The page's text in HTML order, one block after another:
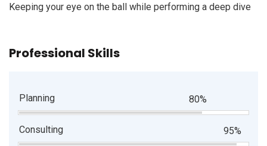
Keeping your eye on the ball while performing a deep dive
Professional Skills
Planning 80%
Consulting 95%